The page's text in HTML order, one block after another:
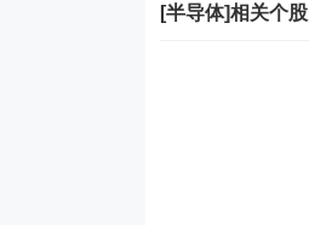
[半导体]相关个股